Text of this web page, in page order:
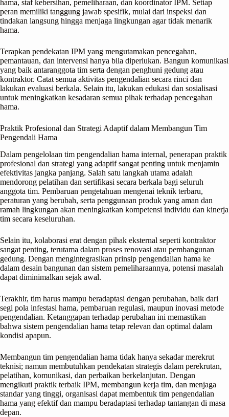
hama, staf kebersihan, pemeliharaan, dan koordinator IPM. Setiap
peran memiliki tanggung jawab spesifik, mulai dari inspeksi dan
tindakan langsung hingga menjaga lingkungan agar tidak menarik
hama.
Terapkan pendekatan IPM yang mengutamakan pencegahan,
pemantauan, dan intervensi hanya bila diperlukan. Bangun komunikasi
yang baik antaranggota tim serta dengan penghuni gedung atau
kontraktor. Catat semua aktivitas pengendalian secara rinci dan
lakukan evaluasi berkala. Selain itu, lakukan edukasi dan sosialisasi
untuk meningkatkan kesadaran semua pihak terhadap pencegahan
hama.
Praktik Profesional dan Strategi Adaptif dalam Membangun Tim
Pengendali Hama
Dalam pengelolaan tim pengendalian hama internal, penerapan praktik
profesional dan strategi yang adaptif sangat penting untuk menjamin
efektivitas jangka panjang. Salah satu langkah utama adalah
mendorong pelatihan dan sertifikasi secara berkala bagi seluruh
anggota tim. Pembaruan pengetahuan mengenai teknik terbaru,
peraturan yang berubah, serta penggunaan produk yang aman dan
ramah lingkungan akan meningkatkan kompetensi individu dan kinerja
tim secara keseluruhan.
Selain itu, kolaborasi erat dengan pihak eksternal seperti kontraktor
sangat penting, terutama dalam proses renovasi atau pembangunan
gedung. Dengan mengintegrasikan prinsip pengendalian hama ke
dalam desain bangunan dan sistem pemeliharaannya, potensi masalah
dapat diminimalkan sejak awal.
Terakhir, tim harus mampu beradaptasi dengan perubahan, baik dari
segi pola infestasi hama, pembaruan regulasi, maupun inovasi metode
pengendalian. Ketanggapan terhadap perubahan ini memastikan
bahwa sistem pengendalian hama tetap relevan dan optimal dalam
kondisi apapun.
Membangun tim pengendalian hama tidak hanya sekadar merekrut
teknisi; namun membutuhkan pendekatan strategis dalam perekrutan,
pelatihan, komunikasi, dan perbaikan berkelanjutan. Dengan
mengikuti praktik terbaik IPM, membangun kerja tim, dan menjaga
standar yang tinggi, organisasi dapat membentuk tim pengendalian
hama yang efektif dan mampu beradaptasi terhadap tantangan di masa
depan.